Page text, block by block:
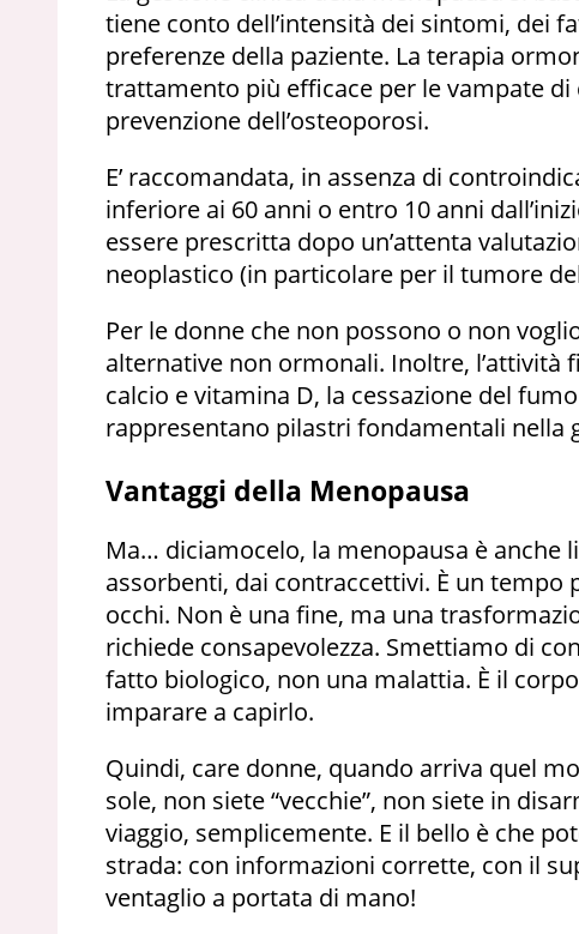
tiene conto dell’intensità dei sintomi, dei
preferenze della paziente. La terapia
trattamento più efficace per le vampate di
prevenzione dell’osteoporosi.
E’ raccomandata, in assenza di
inferiore ai 60 anni o entro 10 anni
essere prescritta dopo un’attenta
neoplastico (in particolare per il tumore
Per le donne che non possono o non
alternative non ormonali. Inoltre, l’attività
calcio e vitamina D, la cessazione del
rappresentano pilastri fondamentali nella
Vantaggi della Menopausa
Ma… diciamocelo, la menopausa è anche
assorbenti, dai contraccettivi. È un tempo
occhi. Non è una fine, ma una
richiede consapevolezza. Smettiamo di
fatto biologico, non una malattia. È il
imparare a capirlo.
Quindi, care donne, quando arriva quel
sole, non siete “vecchie”, non siete in
viaggio, semplicemente. E il bello è che
strada: con informazioni corrette, con il
ventaglio a portata di mano!